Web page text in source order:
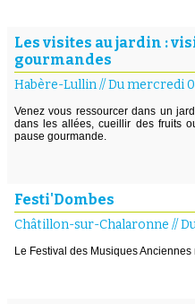
Les visites au jardin :
gourmandes
Habère-Lullin//Du mercredi
Venez vous ressourcer dans un
dans les allées, cueillir des fruits
pause gourmande.
Festi'Dombes
Châtillon-sur-Chalaronne //
Le Festival des Musiques Anciennes